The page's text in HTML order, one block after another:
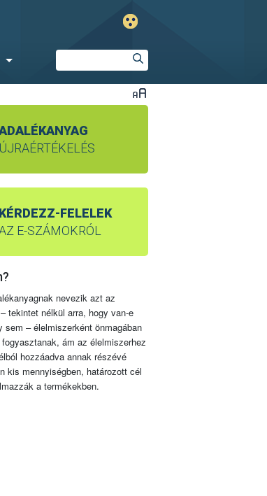
ÚJRAÉRTÉKELÉS
KÉRDEZZ-FELELEK
E-SZÁMOKRÓL
nevezik azt az
tekintet nélkül arra, hogy van-e
sem – élelmiszerként önmagában
ám az élelmiszerhez
hozzáadva annak részévé
kis mennyiségben, határozott cél
a termékekben.